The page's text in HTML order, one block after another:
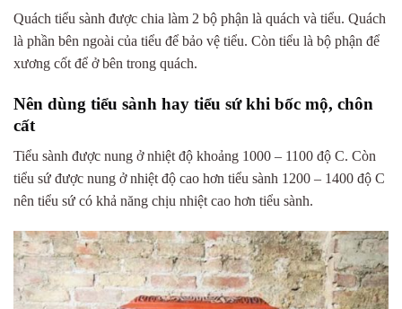
Quách tiểu sành được chia làm 2 bộ phận là quách và tiểu. Quách
là phần bên ngoài của tiểu để bảo vệ tiểu. Còn tiểu là bộ phận để
xương cốt để ở bên trong quách.
Nên dùng tiểu sành hay tiểu sứ khi bốc mộ, chôn
cất
Tiểu sành được nung ở nhiệt độ khoảng 1000 – 1100 độ C. Còn
tiểu sứ được nung ở nhiệt độ cao hơn tiểu sành 1200 – 1400 độ C
nên tiểu sứ có khả năng chịu nhiệt cao hơn tiểu sành.